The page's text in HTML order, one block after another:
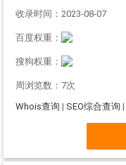
收录时间：2023-08-07
百度权重：
搜狗权重：
周浏览数：7次
Whois查询 | SEO综合查询 |